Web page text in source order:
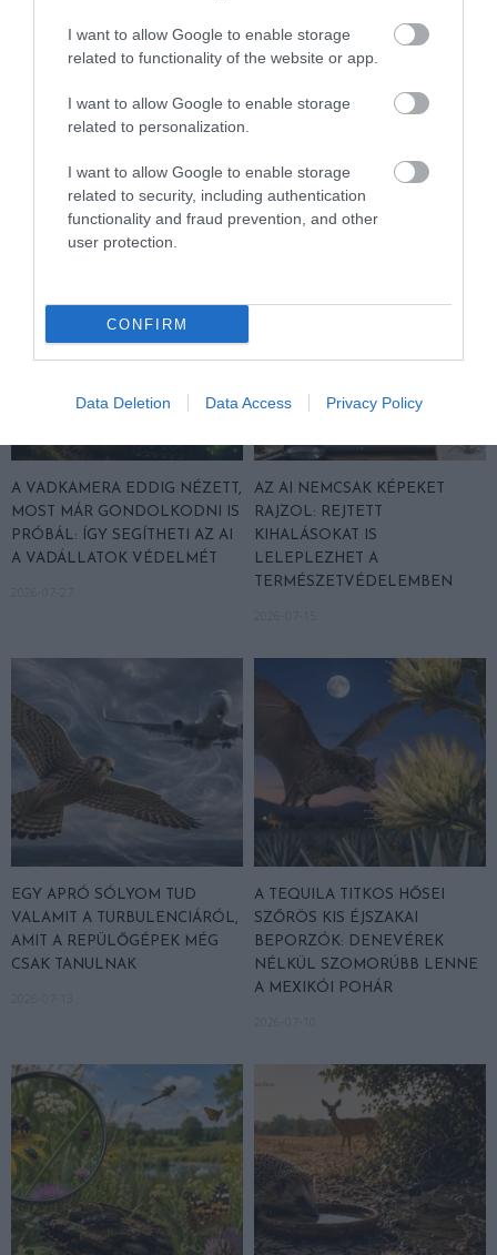
I want to allow Google to enable storage
related to functionality of the website or app.
I want to allow Google to enable storage
related to personalization.
I want to allow Google to enable storage
related to security, including authentication
functionality and fraud prevention, and other
user protection.
CONFIRM
Data Deletion Data Access Privacy Policy
NEVEZTEK MEG, ÉS A FÖLD
MEGINT FINOMAN JELEZTE:
HINNI MAGUNKAT
LAPULT EGY KARDFOGÚ
RENDESEN
2026-07-28
A VADKAMERA EDDIG NÉZETT,
MOST MÁR GONDOLKODNI IS
PRÓBÁL: ÍGY SEGÍTHETI AZ AI
A VADÁLLATOK VÉDELMÉT
AZ AI NEMCSAK KÉPEKET
RAJZOL: REJTETT
KIHALÁSOKAT IS
LELEPLEZHET A
TERMÉSZETVÉDELEMBEN
EGY APRÓ SÓLYOM TUD
VALAMIT A TURBULENCIÁRÓL,
AMIT A REPÜLŐGÉPEK MÉG
CSAK TANULNAK
A TEQUILA TITKOS HŐSEI
SZŐRÖS KIS ÉJSZAKAI
BEPORZÓK: DENEVÉREK
NÉLKÜL SZOMORÚBB LENNE
A MEXIKÓI POHÁR